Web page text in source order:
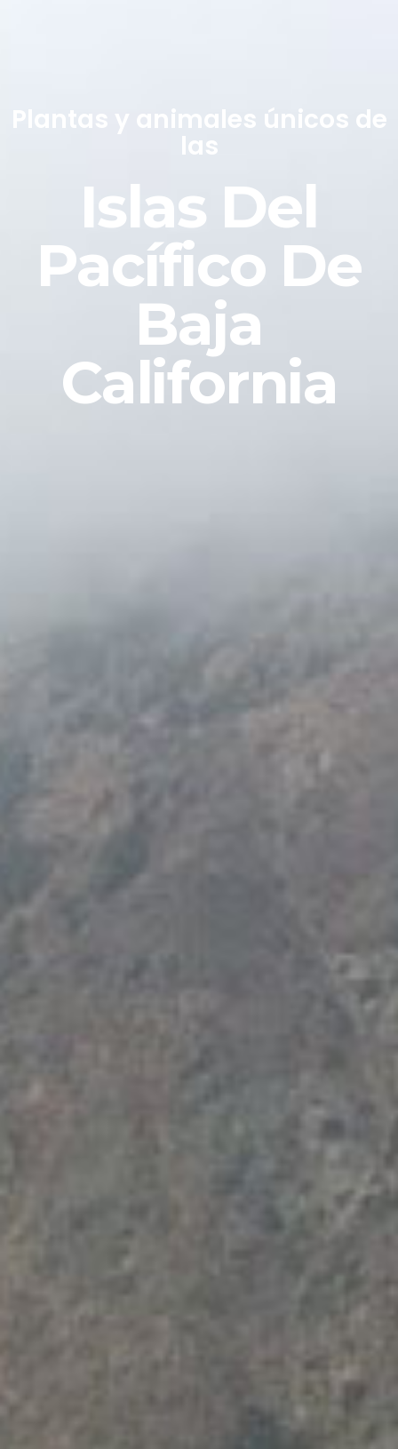
Plantas y animales únicos de
las
Islas Del
Pacífico De
Baja
California